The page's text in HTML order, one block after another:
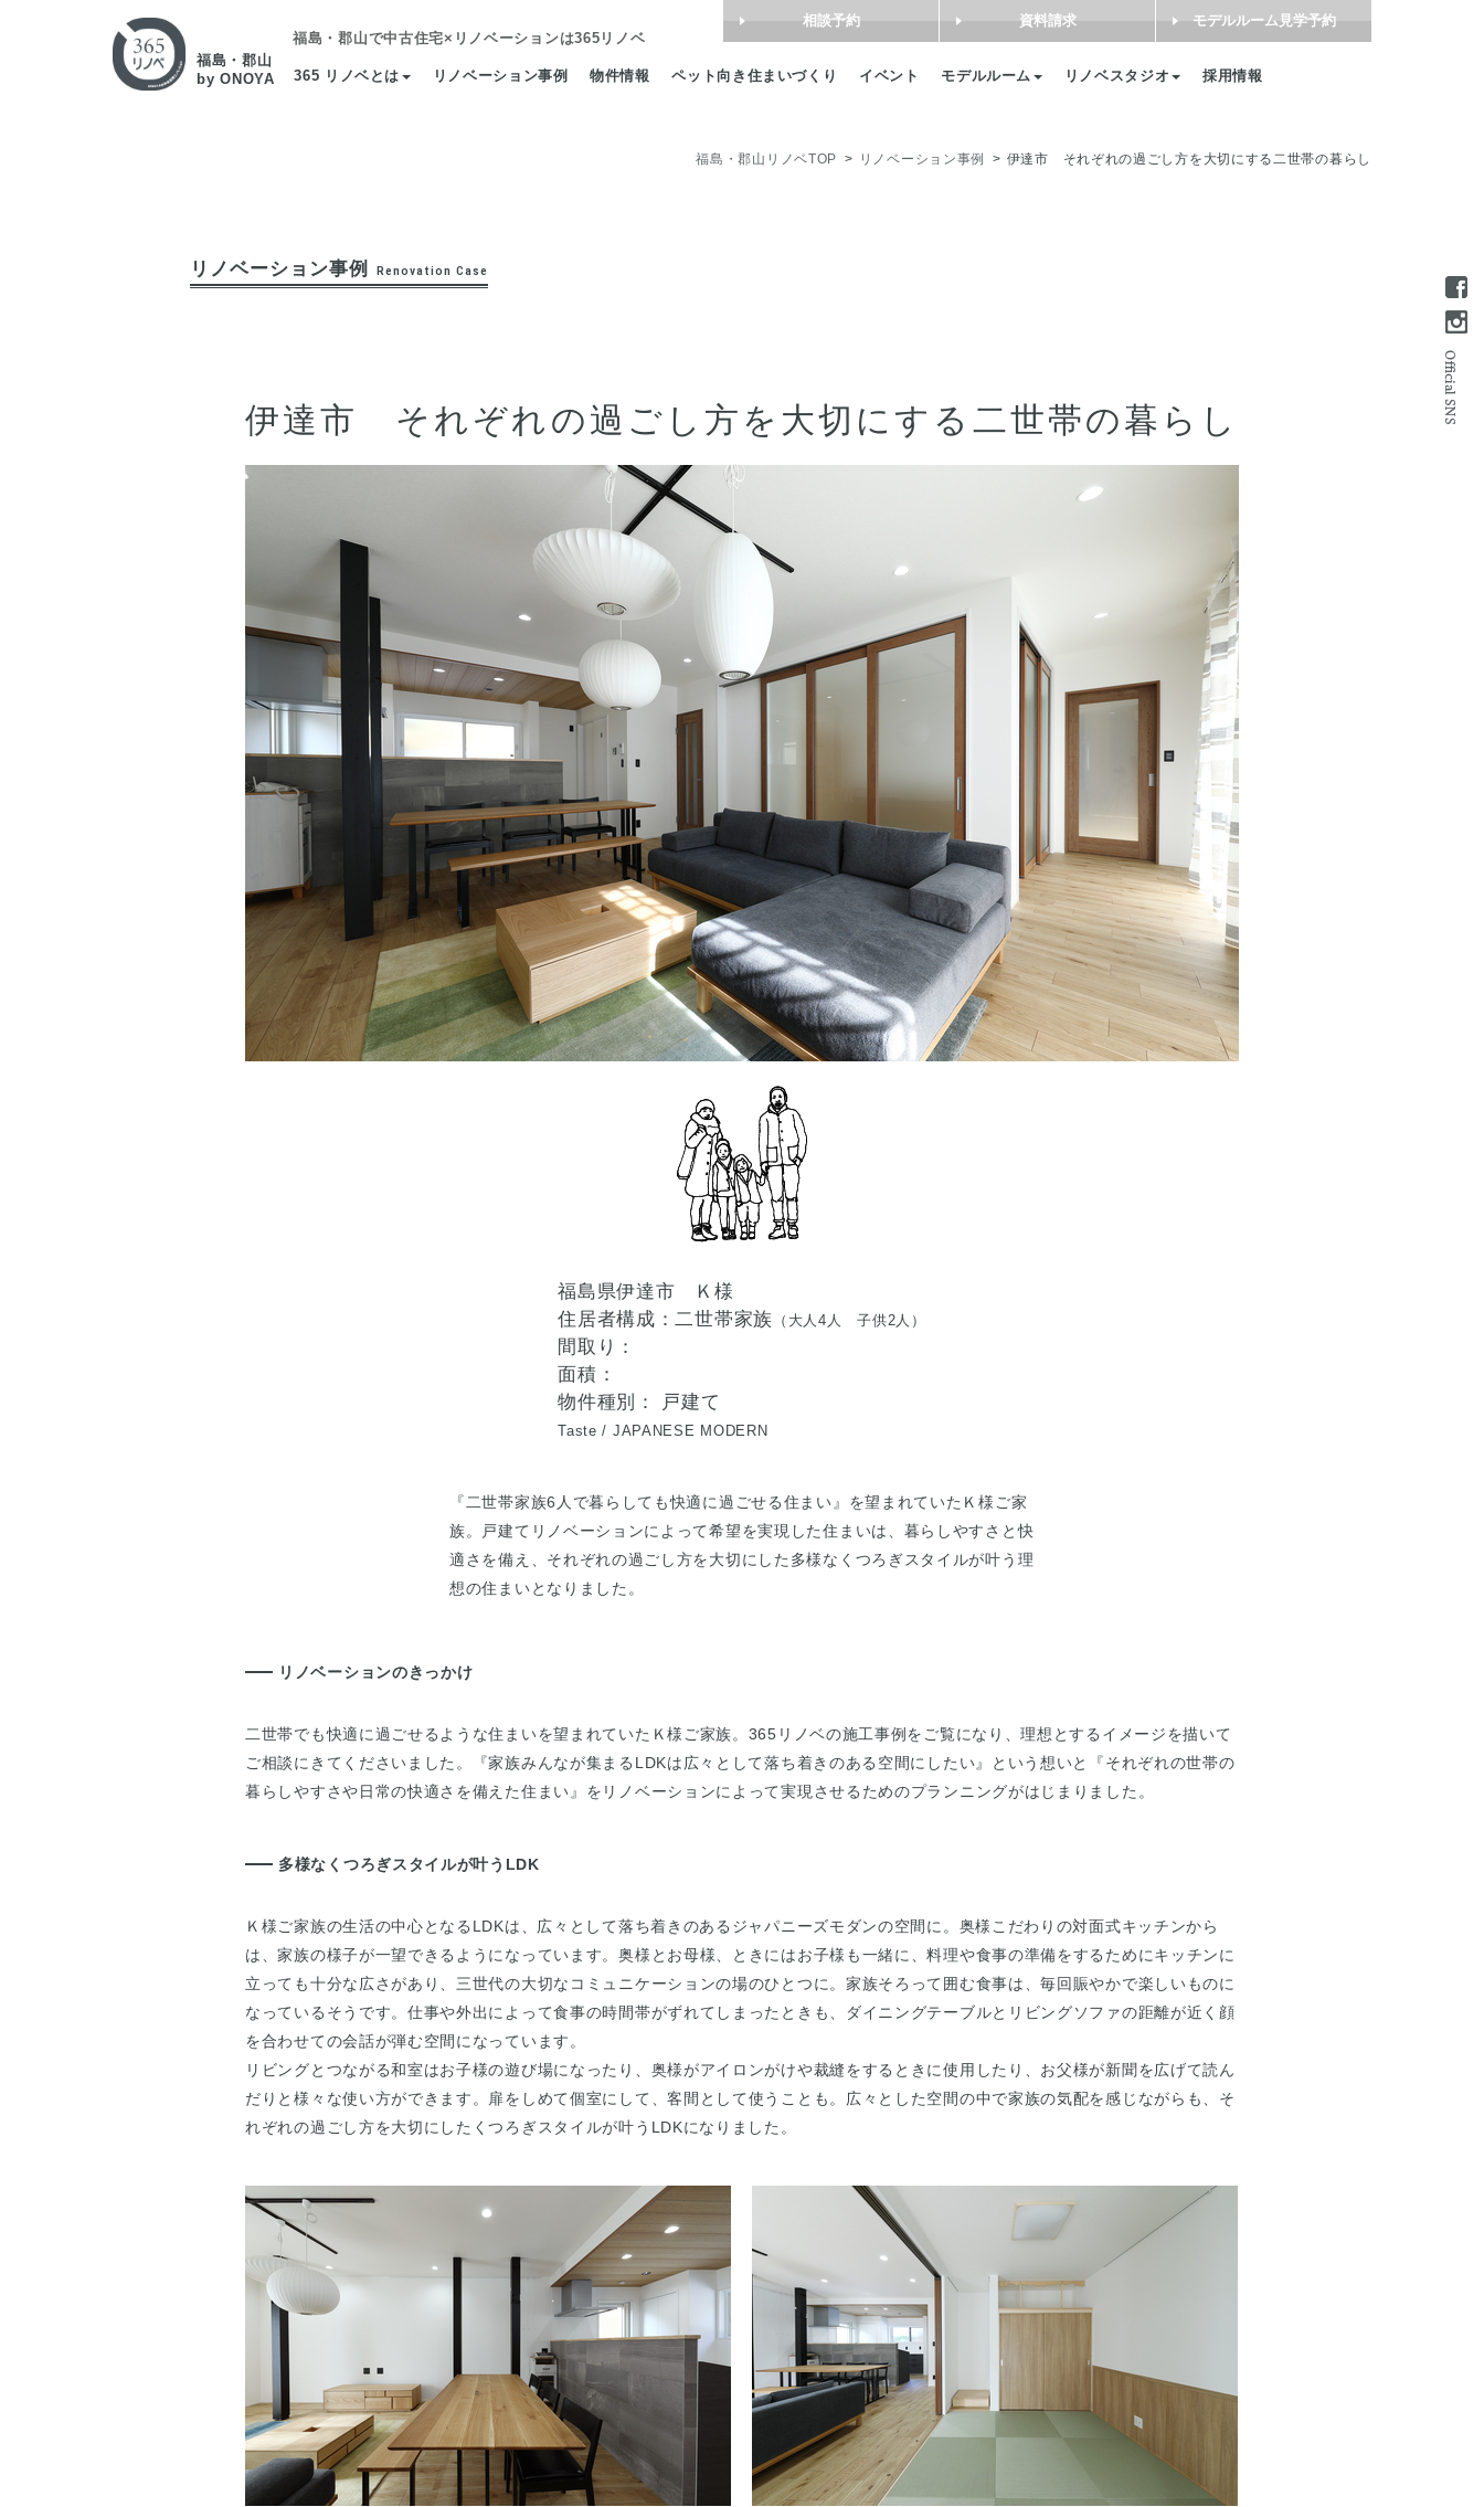
福島・郡山
by ONOYA
福島・郡山で中古住宅×リノベーションは365リノベ
365 リノベとは リノベーション事例 物件情報 ペット向き住まいづくり イベント モデルルーム リノベスタジオ 採用情報
相談予約 資料請求 モデルルーム見学予約
福島・郡山リノベTOP リノベーション事例 伊達市 それぞれの過ごし方を大切にする二世帯の暮らし
リノベーション事例 Renovation Case
伊達市 それぞれの過ごし方を大切にする二世帯の暮らし
福島県伊達市 Ｋ様
住居者構成：二世帯家族 （大人4人 子供2人）
間取り：
面積：
物件種別： 戸建て
Taste / JAPANESE MODERN
『二世帯家族6人で暮らしても快適に過ごせる住まい』を望まれていたＫ様ご家
族。戸建てリノベーションによって希望を実現した住まいは、暮らしやすさと快
適さを備え、それぞれの過ごし方を大切にした多様なくつろぎスタイルが叶う理
想の住まいとなりました。
リノベーションのきっかけ
二世帯でも快適に過ごせるような住まいを望まれていたＫ様ご家族。365リノベの施工事例をご覧になり、理想とするイメージを描いて
ご相談にきてくださいました。『家族みんなが集まるLDKは広々として落ち着きのある空間にしたい』という想いと『それぞれの世帯の
暮らしやすさや日常の快適さを備えた住まい』をリノベーションによって実現させるためのプランニングがはじまりました。
多様なくつろぎスタイルが叶うLDK
Ｋ様ご家族の生活の中心となるLDKは、広々として落ち着きのあるジャパニーズモダンの空間に。奥様こだわりの対面式キッチンから
は、家族の様子が一望できるようになっています。奥様とお母様、ときにはお子様も一緒に、料理や食事の準備をするためにキッチンに
立っても十分な広さがあり、三世代の大切なコミュニケーションの場のひとつに。家族そろって囲む食事は、毎回賑やかで楽しいものに
なっているそうです。仕事や外出によって食事の時間帯がずれてしまったときも、ダイニングテーブルとリビングソファの距離が近く顔
を合わせての会話が弾む空間になっています。
リビングとつながる和室はお子様の遊び場になったり、奥様がアイロンがけや裁縫をするときに使用したり、お父様が新聞を広げて読ん
だりと様々な使い方ができます。扉をしめて個室にして、客間として使うことも。広々とした空間の中で家族の気配を感じながらも、そ
れぞれの過ごし方を大切にしたくつろぎスタイルが叶うLDKになりました。